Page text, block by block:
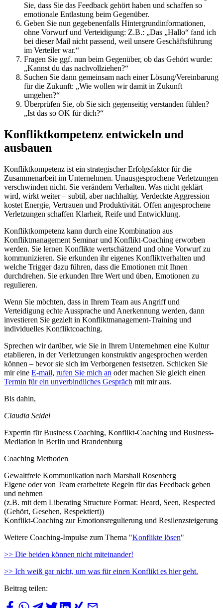
Sie, dass Sie das Feedback gehört haben und schaffen so
emotionale Entlastung beim Gegenüber.
Geben Sie nun gegebenenfalls Hintergrundinformationen,
ohne Vorwurf und Verteidigung: Z.B.: „Das „Hallo“ fand ich
bei dieser Mail nicht passend, weil unsere Geschäftsführung
im Verteiler war.“
Fragen Sie ggf. nun beim Gegenüber, ob das Gehört wurde:
„Kannst du das nachvollziehen?“
Suchen Sie dann gemeinsam nach einer Lösung/Vereinbarung
für die Zukunft: „Wie wollen wir damit in Zukunft
umgehen?“
Überprüfen Sie, ob Sie sich gegenseitig verstanden fühlen?
„Ist das so OK für dich?“
Konfliktkompetenz entwickeln und
ausbauen
Konfliktkompetenz ist ein strategischer Erfolgsfaktor für die
Zusammenarbeit im Unternehmen. Unausgesprochene Verletzungen
verschwinden nicht. Sie verändern Verhalten. Was nicht geklärt
wird, wirkt weiter – subtil, aber nachhaltig. Verdeckte Aggression
kostet Energie, Vertrauen und Produktivität. Offen angesprochene
Verletzungen schaffen Klarheit, Reife und Entwicklung.
Konfliktkompetenz kann durch eine Kombination aus
Konfliktmanagement Seminar und Konflikt-Coaching erworben
werden. Sie lernen Konflikte wertschätzend und ohne Vorwurf zu
kommunizieren. Sie erkunden ihr eigenes Konfliktverhalten und
welche Trigger dazu führen, dass die Emotionen mit Ihnen
durchdrehen. Sie erkunden Ihre Wert und üben, Emotionen zu
regulieren.
Wenn Sie möchten, dass in Ihrem Team aus Angriff und
Verteidigung echte Aussprache und Anerkennung werden, dann
investieren Sie gezielt in Konfliktmanagement-Training und
individuelles Konfliktcoaching.
Sprechen wir darüber, wie Sie in Ihrem Unternehmen eine Kultur
etablieren, in der Verletzungen konstruktiv angesprochen werden
können – bevor sie sich im Verborgenen festsetzen. Schicken Sie
mir eine E-mail, rufen Sie mich an oder machen Sie gleich einen
Termin für ein unverbindliches Gespräch mit mir aus.
Bis dahin,
Claudia Seidel
Expertin für Business Coaching, Konflikt-Coaching und Business-
Mediation in Berlin und Brandenburg
Coaching Methoden
Gewaltfreie Kommunikation nach Marshall Rosenberg
Eigene oder von Team erarbeitete Regeln für das Feedback geben
und nehmen
(z.B. mit dem Liberating Structure Format: Heard, Seen, Respected
(Gehört, Gesehen, Respektiert))
Konflikt-Coaching zur Emotionsregulierung und Resilenzsteigerung
Weitere Coaching-Impulse zum Thema "Konflikte lösen"
>> Die beiden können nicht miteinander!
>> Ich weiß gar nicht, um was für einen Konflikt es hier geht.
Beitrag teilen: